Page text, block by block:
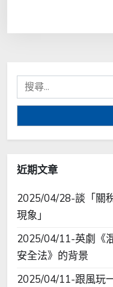
搜
尋
近期文章
2025/04/28-談「關
現象」
2025/04/11-英劇《
安全法》的背景
2025/04/11-跟風玩